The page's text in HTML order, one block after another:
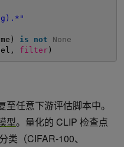
is not
None
filter)
任意下游评估脚本中。
型。量化的 CLIP 检查点
类（CIFAR-100、